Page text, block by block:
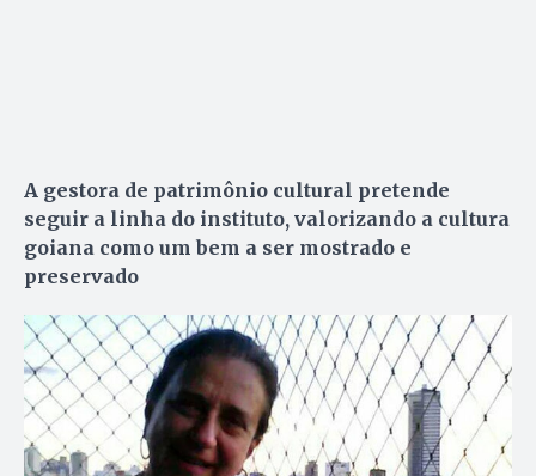
A gestora de patrimônio cultural pretende
seguir a linha do instituto, valorizando a cultura
goiana como um bem a ser mostrado e
preservado